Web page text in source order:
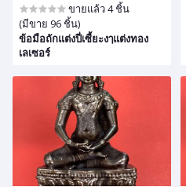
ขายแล้ว 4 ชิ้น
(มีขาย 96 ชิ้น)
ข้อมือถักแต่งปี่เซี้ยะงๅแต่งทอง
เลเซอร์